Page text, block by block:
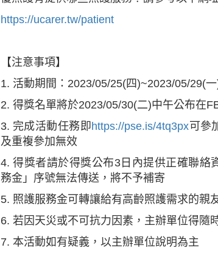
https://ucarer.tw/patient
【注意事項】
1. 活動期間：2023/05/25(四)~2023/05/29(
2. 得獎名單將於2023/05/30(二)中午公布在
3. 完成活動任務即https://pse.is/4tq3px可參
及重複參加無效
4. 得獎者請於得獎公布3日內提供正確聯絡
務金」序號無法傳送，將不予補寄
5. 照護服務金可轉讓給有高齡照護需求的親
6. 若因天災或不可抗力因素，主辦單位得隨
7. 本活動如有疑義，以主辦單位說明為主